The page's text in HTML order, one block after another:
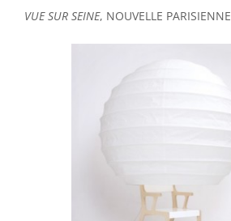
VUE SUR SEINE, NOUVELLE PARISIENNE